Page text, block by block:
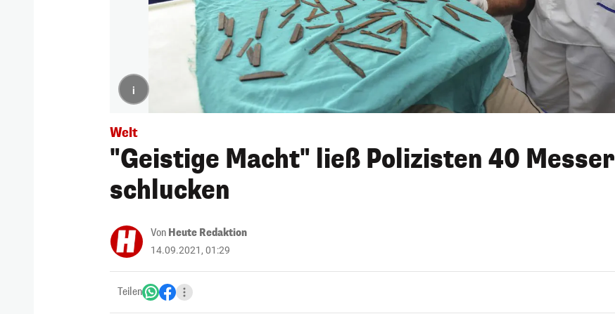
i
Welt
"Geistige Macht" ließ Polizisten 40 Messer
schlucken
Von Heute Redaktion
14.09.2021, 01:29
Teilen